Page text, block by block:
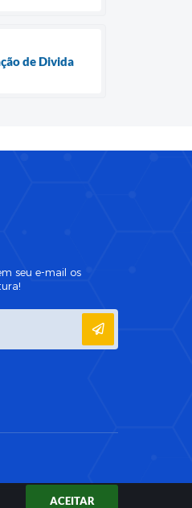
ACEITAR
de Divida
seu e-mail os